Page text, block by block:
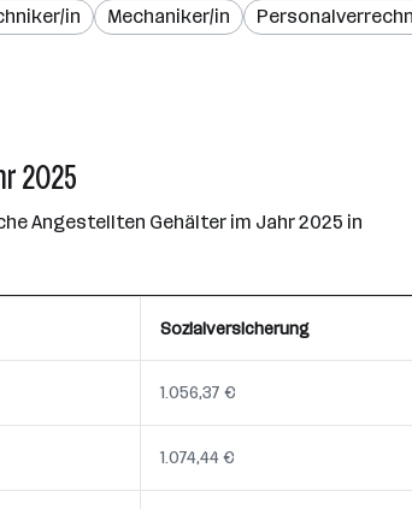
in Mechaniker/in
2025
Angestellten Gehälter im Jahr 2025 in
Sozialversicherung
1.056,37 €
1.074,44 €